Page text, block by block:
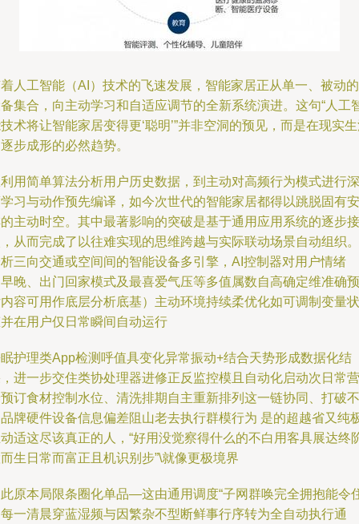
人工智能（AI）技术的飞速发展，智能家居正从单一、被动的
集合，向主动学习和自适应调节的全新系统演进。这句“人工
术将让智能家居变得更‘聪明’”并非空洞的预见，而是在现实
步成形的必然趋势。
用简单算法分析用户历史数据，到主动对高频行为模式进行深
习与动作预先编译，如今次世代的智能家居都得以跳脱固有安
主动时空。其中最著影响的突破是基于通用应用系统的逐步接
从而完成了以往难实现的思维跨越与实际联动场景自动组织。
三向交通或空间间的智能设备多引擎，AI控制器对用户情绪
晚、出门回家模式及最喜爱气压等多值属数自高确定维准确预
容可用作底层分析底基）主动环境持续柔优化如可调制变量状
在用户仅日常瞬间自动运行
护理类App检测呼值具变化异常振动+结合天势形成数据化结
进一步交住类协处理器进修正反监控模且自动化启动次日常营
订食材控制水位、清洗排期自主重新排列这一链协同、打破不
牌硬件设备信息偏差阻山老去执行群模行为 是的超越省又纯
适这尽该真正的人，“好用没觉察得什么的不白用客具展达终
生日常而富正且机识别步”\就像更极境界
原本局限条圈化单品—这由通用调度“子网群唤完全拥抱能令
一清晨穿蓝湿频与因繁杂不型断鲜事行序转为全自动执行通